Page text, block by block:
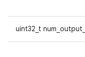
uint32_t